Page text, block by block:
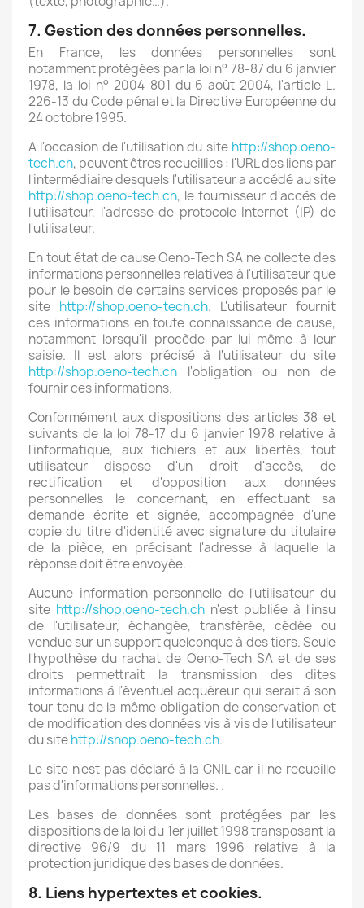
7. Gestion des données personnelles.
En France, les données personnelles sont
notamment protégées par la loi n° 78-87 du 6 janvier
1978, la loi n° 2004-801 du 6 août 2004, l'article L.
226-13 du Code pénal et la Directive Européenne du
24 octobre 1995.
A l'occasion de l'utilisation du site http://shop.oeno-
tech.ch, peuvent êtres recueillies : l'URL des liens par
l'intermédiaire desquels l'utilisateur a accédé au site
http://shop.oeno-tech.ch, le fournisseur d'accès de
l'utilisateur, l'adresse de protocole Internet (IP) de
l'utilisateur.
En tout état de cause Oeno-Tech SA ne collecte des
informations personnelles relatives à l'utilisateur que
pour le besoin de certains services proposés par le
site http://shop.oeno-tech.ch. L'utilisateur fournit
ces informations en toute connaissance de cause,
notamment lorsqu'il procède par lui-même à leur
saisie. Il est alors précisé à l'utilisateur du site
http://shop.oeno-tech.ch l'obligation ou non de
fournir ces informations.
Conformément aux dispositions des articles 38 et
suivants de la loi 78-17 du 6 janvier 1978 relative à
l'informatique, aux fichiers et aux libertés, tout
utilisateur dispose d'un droit d'accès, de
rectification et d'opposition aux données
personnelles le concernant, en effectuant sa
demande écrite et signée, accompagnée d'une
copie du titre d'identité avec signature du titulaire
de la pièce, en précisant l'adresse à laquelle la
réponse doit être envoyée.
Aucune information personnelle de l'utilisateur du
site http://shop.oeno-tech.ch n'est publiée à l'insu
de l'utilisateur, échangée, transférée, cédée ou
vendue sur un support quelconque à des tiers. Seule
l'hypothèse du rachat de Oeno-Tech SA et de ses
droits permettrait la transmission des dites
informations à l'éventuel acquéreur qui serait à son
tour tenu de la même obligation de conservation et
de modification des données vis à vis de l'utilisateur
du sitehttp://shop.oeno-tech.ch.
Le site n'est pas déclaré à la CNIL car il ne recueille
pas d'informations personnelles. .
Les bases de données sont protégées par les
dispositions de la loi du 1er juillet 1998 transposant la
directive 96/9 du 11 mars 1996 relative à la
protection juridique des bases de données.
8. Liens hypertextes et cookies.